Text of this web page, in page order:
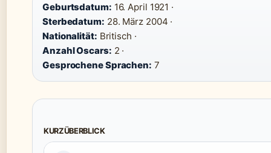
Geburtsdatum: 16. April 1921 ·
Sterbedatum: 28. März 2004 ·
Nationalität: Britisch ·
Anzahl Oscars: 2 ·
Gesprochene Sprachen: 7
KURZÜBERBLICK